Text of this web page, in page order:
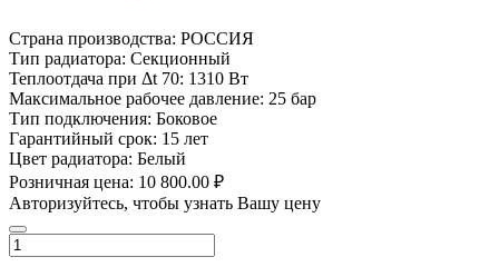
Страна производства: РОССИЯ
Тип радиатора: Секционный
Теплоотдача при Δt 70: 1310 Вт
Максимальное рабочее давление: 25 бар
Тип подключения: Боковое
Гарантийный срок: 15 лет
Цвет радиатора: Белый
Розничная цена: 10 800.00 ₽
Авторизуйтесь, чтобы узнать Вашу цену